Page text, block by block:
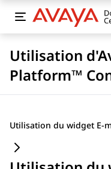
Utilisation
Platform™
Utilisation du widget E-